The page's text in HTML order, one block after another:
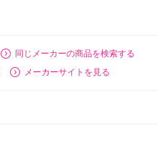
同じメーカーの商品を検索する
メーカーサイトを見る